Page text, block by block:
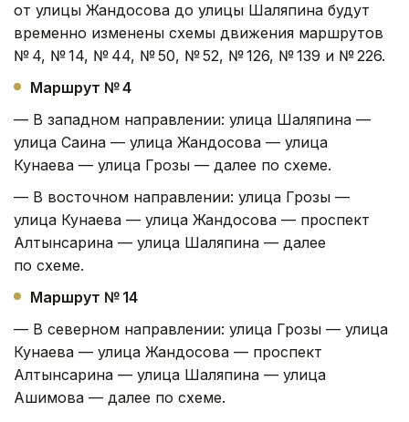
от улицы Жандосова до улицы Шаляпина будут
временно изменены схемы движения маршрутов
№ 4, № 14, № 44, № 50, № 52, № 126, № 139 и № 226.
Маршрут № 4
— В западном направлении: улица Шаляпина —
улица Саина — улица Жандосова — улица
Кунаева — улица Грозы — далее по схеме.
— В восточном направлении: улица Грозы —
улица Кунаева — улица Жандосова — проспект
Алтынсарина — улица Шаляпина — далее
по схеме.
Маршрут № 14
— В северном направлении: улица Грозы — улица
Кунаева — улица Жандосова — проспект
Алтынсарина — улица Шаляпина — улица
Ашимова — далее по схеме.